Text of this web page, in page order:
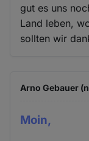
gut es uns
Land leben,
sollten wir
Arno Gebauer
Moin,